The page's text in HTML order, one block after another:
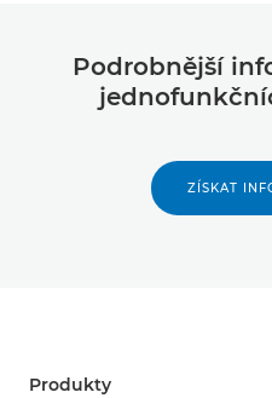
Podrobnější
ZÍSKAT
Produkty